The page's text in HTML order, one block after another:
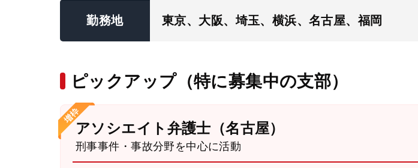
勤務地 東京、大阪、埼玉、横浜、名古屋、福岡
ピックアップ（特に募集中の支部）
アソシエイト弁護士（名古屋）
刑事事件・事故分野を中心に活動